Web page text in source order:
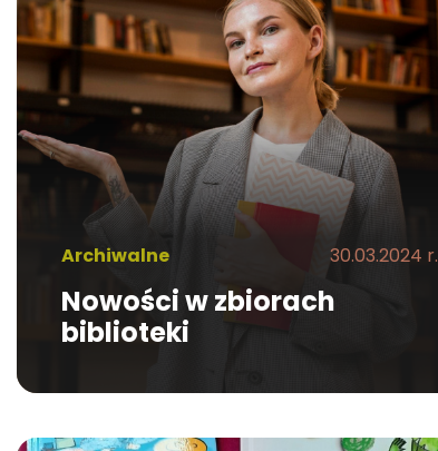
Archiwalne 30.03.2024 r.
Nowości w zbiorach
biblioteki